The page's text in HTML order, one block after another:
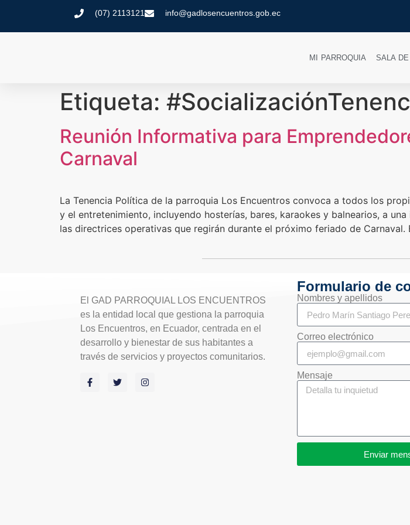
(07) 2113121 info@gadlosencuentros.gob.ec
MI PARROQUIA SALA
Etiqueta:
Reunión Informativa para
Carnaval
La Tenencia Política de la parroquia Los Encuentros convoca a todos los
y el entretenimiento, incluyendo hosterías, bares, karaokes y balnearios, a
las directrices operativas que regirán durante el próximo feriado de Carnaval.
El GAD PARROQUIAL LOS ENCUENTROS
es la entidad local que gestiona la parroquia
Los Encuentros, en Ecuador, centrada en el
desarrollo y bienestar de sus habitantes a
través de servicios y proyectos comunitarios.
Formulario de
Nombres y apellidos
Correo electrónico
Mensaje
Enviar